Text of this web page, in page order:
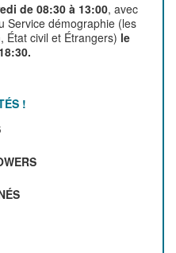
de 08:30 à 13:00, avec
Service démographie (les
État civil et Étrangers) le
!